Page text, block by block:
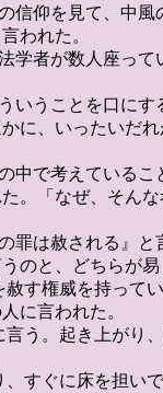
信仰を見て、中風
われた。
学者が数人座って
いうことを口にす
に、いったいだ
中で考えているこ
。「なぜ、そん
罪は赦される』と
のと、どちらが易
赦す権威を持って
に言われた。
言う。起き上がり
、すぐに床を担い